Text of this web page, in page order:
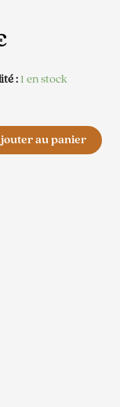
:1 en stock
au panier